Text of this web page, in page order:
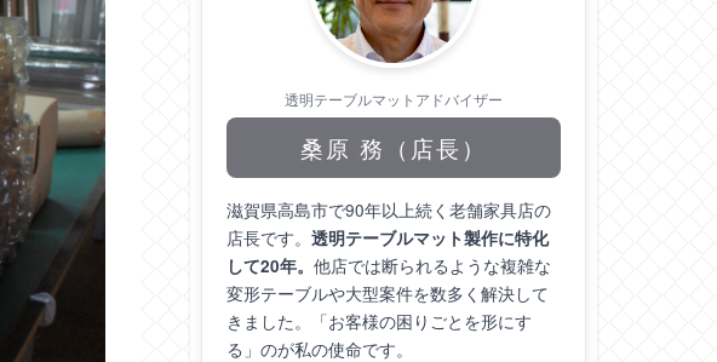
透明テーブルマットアドバイザー
桑原 務（店長）
滋賀県高島市で90年以上続く老舗家具店の
店長です。 透明テーブルマット製作に特化
して20年。 他店では断られるような複雑な
変形テーブルや大型案件を数多く解決して
きました。「お客様の困りごとを形にす
る」のが私の使命です。